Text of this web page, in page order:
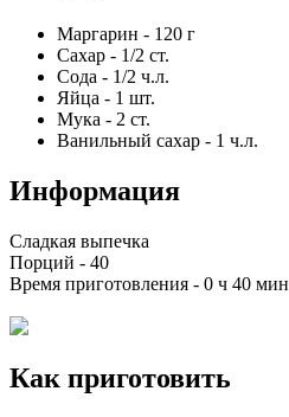
Маргарин - 120 г
Сахар - 1/2 ст.
Сода - 1/2 ч.л.
Яйца - 1 шт.
Мука - 2 ст.
Ванильный сахар - 1 ч.л.
Информация
Сладкая выпечка
Порций - 40
Время приготовления - 0 ч 40 мин
Как приготовить